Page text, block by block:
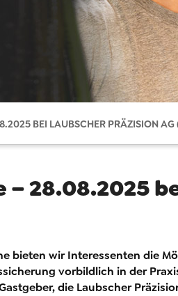
BEI LAUBSCHER PRÄZISION
28.08.2025
bieten wir Interessenten die
vorbildlich in der
die Laubscher